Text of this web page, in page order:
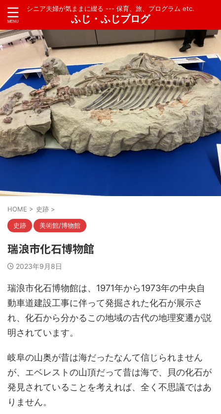
シニア夫婦が気ままに綴る --- 保育、旅、プログラム etc.
ふじ・ふじブログ
HOME > 史跡 >
史跡 美術館/博物館
瑞浪市化石博物館
2023年9月8日
瑞浪市化石博物館は、1971年から1973年の中央自
動車道建設工事に伴って発掘された化石が展示さ
れ、化石から分かるこの地域の古代の地理変遷が説
明されています。
岐阜の山奥が昔は海だったなんて信じられません
が、エベレストの山頂だって昔は海で、貝の化石が
発見されていることを考えれば、全く不思議ではあ
りません。